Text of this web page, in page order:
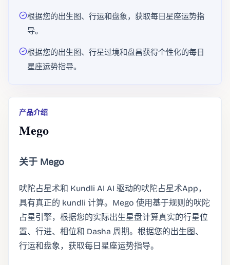
根据您的出生图、行运和盘象，获取每日星座运势指
导。
根据您的出生图、行星过境和盘昌获得个性化的每日
星座运势指导。
产品介绍
Mego
关于 Mego
吠陀占星术和 Kundli AI AI 驱动的吠陀占星术App，
具有真正的 kundli 计算。Mego 使用基于规则的吠陀
占星引擎，根据您的实际出生星盘计算真实的行星位
置、行进、相位和 Dasha 周期。根据您的出生图、
行运和盘象，获取每日星座运势指导。